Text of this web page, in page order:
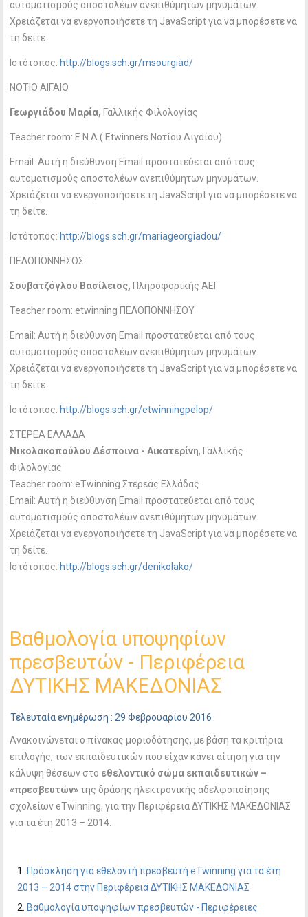
αυτοματισμούς αποστολέων ανεπιθύμητων μηνυμάτων.
Χρειάζεται να ενεργοποιήσετε τη JavaScript για να μπορέσετε να
τη δείτε.
Ιστότοπος: http://blogs.sch.gr/msourgiad/
ΝΟΤΙΟ ΑΙΓΑΙΟ
Γεωργιάδου Μαρία, Γαλλικής Φιλολογίας
Teacher room: E.N.A ( Etwinners Nοτίου Αιγαίου)
Email:Αυτή η διεύθυνση Email προστατεύεται από τους
αυτοματισμούς αποστολέων ανεπιθύμητων μηνυμάτων.
Χρειάζεται να ενεργοποιήσετε τη JavaScript για να μπορέσετε να
τη δείτε.
Ιστότοπος: http://blogs.sch.gr/mariageorgiadou/
ΠΕΛΟΠΟΝΝΗΣΟΣ
Σουβατζόγλου Βασίλειος, Πληροφορικής ΑΕΙ
Teacher room: etwinning ΠΕΛΟΠΟΝΝΗΣΟΥ
Email:Αυτή η διεύθυνση Email προστατεύεται από τους
αυτοματισμούς αποστολέων ανεπιθύμητων μηνυμάτων.
Χρειάζεται να ενεργοποιήσετε τη JavaScript για να μπορέσετε να
τη δείτε.
Ιστότοπος: http://blogs.sch.gr/etwinningpelop/
ΣΤΕΡΕΑ ΕΛΛΑΔΑ
Νικολακοπούλου Δέσποινα - Αικατερίνη, Γαλλικής
Φιλολογίας
Teacher room: eTwinning Στερεάς Ελλάδας
Email:Αυτή η διεύθυνση Email προστατεύεται από τους
αυτοματισμούς αποστολέων ανεπιθύμητων μηνυμάτων.
Χρειάζεται να ενεργοποιήσετε τη JavaScript για να μπορέσετε να
τη δείτε.
Ιστότοπος: http://blogs.sch.gr/denikolako/
Βαθμολογία υποψηφίων
πρεσβευτών - Περιφέρεια
ΔΥΤΙΚΗΣ ΜΑΚΕΔΟΝΙΑΣ
Τελευταία ενημέρωση : 29 Φεβρουαρίου 2016
Ανακοινώνεται ο πίνακας μοριοδότησης, με βάση τα κριτήρια
επιλογής, των εκπαιδευτικών που είχαν κάνει αίτηση για την
κάλυψη θέσεων στο εθελοντικό σώμα εκπαιδευτικών –
«πρεσβευτών»της δράσης ηλεκτρονικής αδελφοποίησης
σχολείων eTwinning, για την Περιφέρεια ΔΥΤΙΚΗΣ ΜΑΚΕΔΟΝΙΑΣ
για τα έτη 2013 – 2014.
Πρόσκληση για εθελοντή πρεσβευτή eTwinning για τα έτη
2013 – 2014 στην Περιφέρεια ΔΥΤΙΚΗΣ ΜΑΚΕΔΟΝΙΑΣ
Βαθμολογία υποψηφίων πρεσβευτών - Περιφέρειες